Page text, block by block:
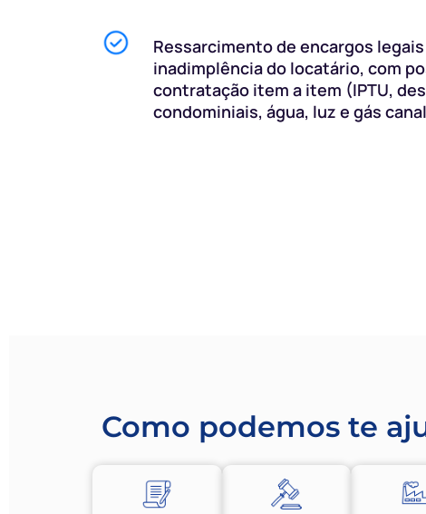
Ressarcimento de encargos
inadimplência do locatário, com
contratação item a item (IPTU,
condominiais, água, luz e gás
Como podemos te